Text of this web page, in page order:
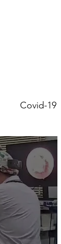
Covid-19